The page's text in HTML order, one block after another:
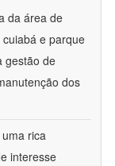
da área de
e parque
gestão de
dos
rica
interesse